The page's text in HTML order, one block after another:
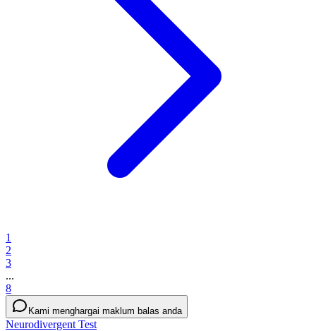
1
2
3
...
8
Kami menghargai maklum balas anda
Neurodivergent Test